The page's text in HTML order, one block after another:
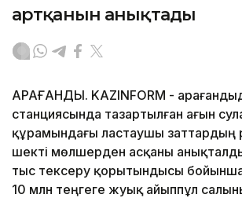
артқанын анықтады
ҚАРАҒАНДЫ. KAZINFORM -
станциясында тазартылған ағын
құрамындағы ластаушы заттардың
шекті мөлшерден асқаны
тыс тексеру қорытындысы бойынша
10 млн теңгеге жуық айыппұл